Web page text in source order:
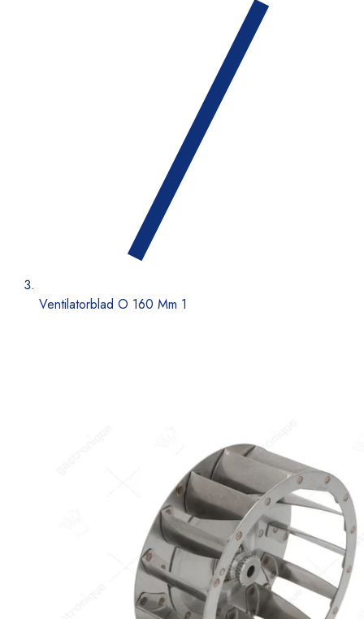
Ventilatorblad O 160 Mm 1